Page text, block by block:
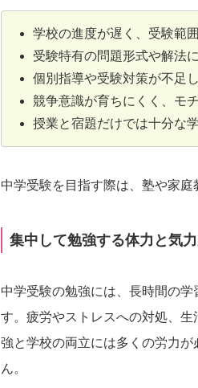
学校の進度が遅く、受験範
受験特有の問題形式や解法
個別指導や受験対策が不足
競争意識が育ちにくく、モ
授業と宿題だけでは十分な
中学受験を目指す際は、塾や家庭
集中して勉強する体力と気
中学受験の勉強には、長時間の
す。疲労やストレスへの対処、
強と学校の両立には多くの労力
ん。